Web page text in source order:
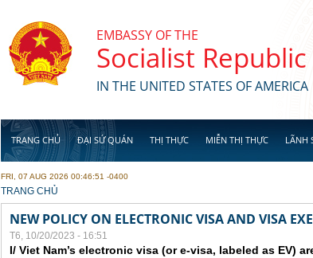
EMBASSY OF THE
Socialist
IN THE UNITED STATES OF AMERICA
TRANG CHỦ ĐẠI SỨ QUÁN THỊ THỰC MIỄN THỊ THỰC LÃNH
FRI, 07 AUG 2026 00:46:51 -0400
YOU ARE HERE
TRANG CHỦ
NEW POLICY ON ELECTRONIC VISA AND VISA
T6, 10/20/2023 - 16:51
I/ Viet Nam’s electronic visa (or e-visa, labeled as EV)